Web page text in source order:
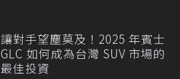
讓對手望塵莫及！2025 年賓士
GLC 如何成為台灣 SUV 市場的
最佳投資